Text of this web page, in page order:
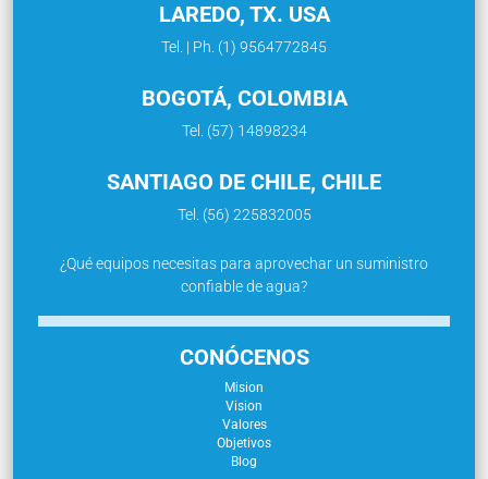
LAREDO, TX. USA
Tel. | Ph. (1) 9564772845
BOGOTÁ, COLOMBIA
Tel. (57) 14898234
SANTIAGO DE CHILE, CHILE
Tel. (56) 225832005
¿Qué equipos necesitas para aprovechar un suministro
confiable de agua?
CONÓCENOS
Mision
Vision
Valores
Objetivos
Blog